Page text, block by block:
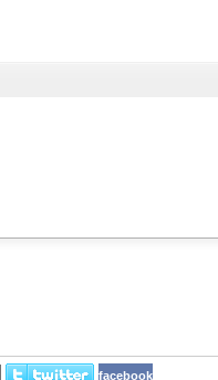
facebook